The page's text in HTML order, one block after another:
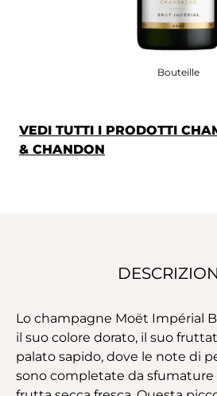
Bouteille
VEDI TUTTI I PRODOTTI
& CHANDON
Lo champagne Moët Impérial
il suo colore dorato, il suo
palato sapido, dove le note di
sono completate da sfumature